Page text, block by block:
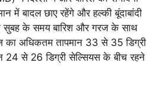
में बादल छाए रहेंगे और हल्की बूंदाबांदी
सुबह के समय बारिश और गरज के साथ
का अधिकतम तापमान 33 से 35 डिग्री
24 से 26 डिग्री सेल्सियस के बीच रहने